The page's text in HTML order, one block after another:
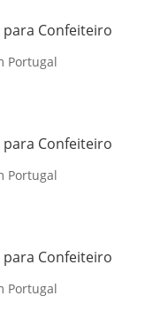
Confeiteiro
Portugal
Confeiteiro
Portugal
Confeiteiro
Portugal